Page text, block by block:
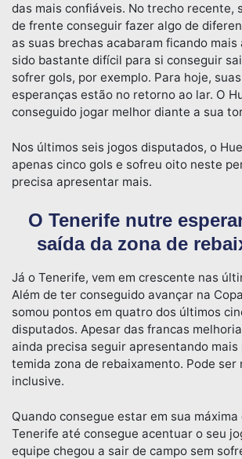
das mais confiáveis. No trecho recente,
de frente conseguir fazer algo de
as suas brechas acabaram ficando mais
sido bastante difícil para si conseguir
sofrer gols, por exemplo. Para hoje,
esperanças estão no retorno ao lar. O
conseguido jogar melhor diante a sua
Nos últimos seis jogos disputados, o
apenas cinco gols e sofreu oito neste
precisa apresentar mais.
O Tenerife nutre
saída da zona de
Já o Tenerife, vem em crescente nas
Além de ter conseguido avançar na
somou pontos em quatro dos últimos
disputados. Apesar das francas
ainda precisa seguir apresentando mais
temida zona de rebaixamento. Pode ser
inclusive.
Quando consegue estar em sua
Tenerife até consegue acentuar o seu
equipe chegou a sair de campo sem